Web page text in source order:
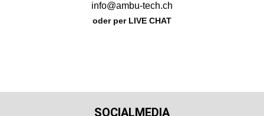
info@ambu-tech.ch
oder per LIVE CHAT
SOCIALMEDIA